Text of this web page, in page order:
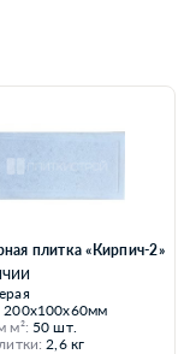
плитка «Кирпич-2»
200x100x60мм
м²: 50 шт.
2,6 кг